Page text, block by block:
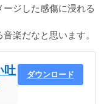
ジした感傷に浸れる
楽だなと思います。
吐
ダウンロード